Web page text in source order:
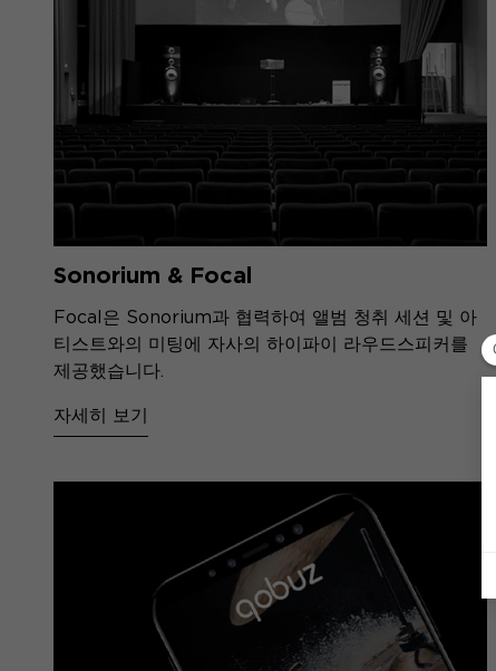
Sonorium & Focal
Focal은 Sonorium과 협력하여 앨범 청취 세션 및 아
티스트와의 미팅에 자사의 하이파이 라우드스피커를
제공했습니다.
자세히 보기